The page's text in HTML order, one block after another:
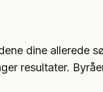
dine allerede
resultater.